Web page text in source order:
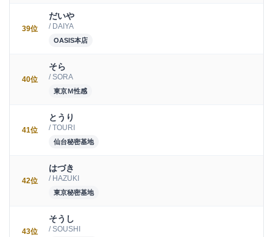
39位
だいや
/ DAIYA
OASIS本店
40位
そら
/ SORA
東京Ｍ性感
41位
とうり
/ TOURI
仙台秘密基地
42位
はづき
/ HAZUKI
東京秘密基地
43位
そうし
/ SOUSHI